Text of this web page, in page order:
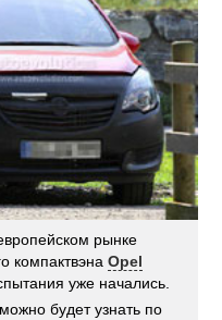
рынке
компактвэнаOpel
уже начались.
будет узнать по